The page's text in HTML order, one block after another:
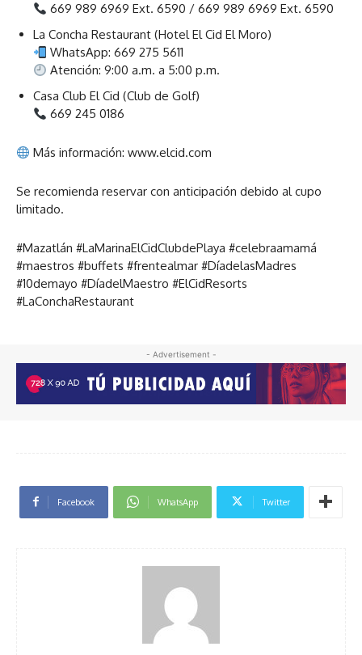
669 989 6969 Ext. 6590 / 669 989 6969 Ext. 6590
La Concha Restaurant (Hotel El Cid El Moro)
WhatsApp: 669 275 5611
Atención: 9:00 a.m. a 5:00 p.m.
Casa Club El Cid (Club de Golf)
669 245 0186
Más información: www.elcid.com
Se recomienda reservar con anticipación debido al cupo
limitado.
#Mazatlán #LaMarinaElCidClubdePlaya #celebraamamá
#maestros #buffets #frentealmar #DíadelasMadres
#10demayo #DíadelMaestro #ElCidResorts
#LaConchaRestaurant
- Advertisement -
Facebook WhatsApp Twitter